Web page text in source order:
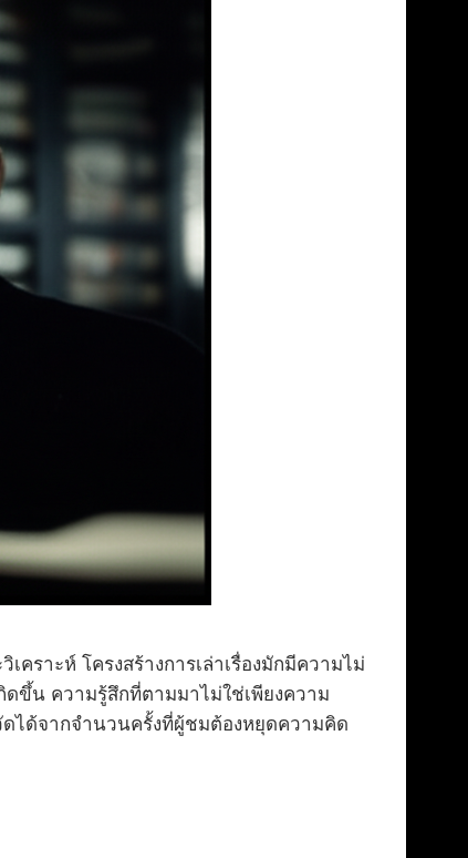
ราะห์ โครงสร้างการเล่าเรื่องมักมีความไม่
ดขึ้น ความรู้สึกที่ตามมาไม่ใช่เพียงความ
ดได้จากจำนวนครั้งที่ผู้ชมต้องหยุดความคิด